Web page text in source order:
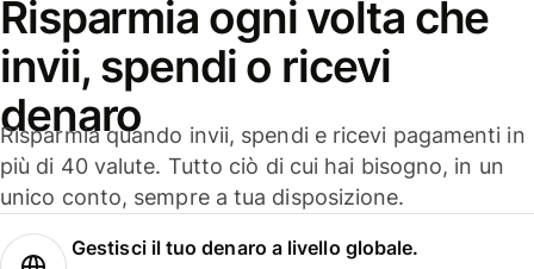
Risparmia ogni volta che
invii, spendi o ricevi
denaro
Risparmia quando invii, spendi e ricevi pagamenti in
più di 40 valute. Tutto ciò di cui hai bisogno, in un
unico conto, sempre a tua disposizione.
Gestisci il tuo denaro a livello globale.